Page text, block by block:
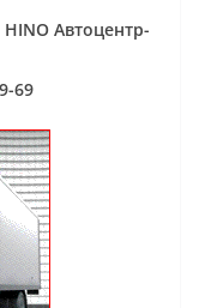
Автоцентр-
69